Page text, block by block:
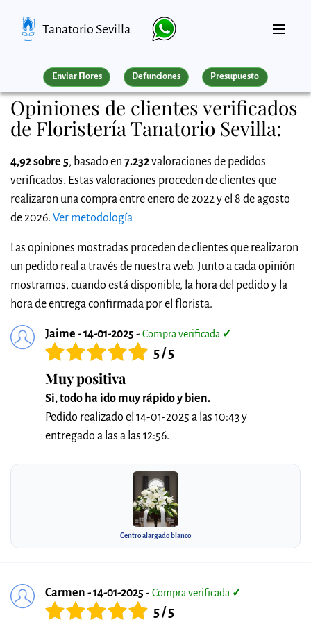
Tanatorio Sevilla
Enviar Flores Defunciones Presupuesto
Opiniones de clientes verificados
de Floristería Tanatorio Sevilla:
4,92 sobre 5, basado en 7.232valoraciones de pedidos
verificados. Estas valoraciones proceden de clientes que
realizaron una compra entre enero de 2022 y el 8 de agosto
de 2026. Ver metodología
Las opiniones mostradas proceden de clientes que realizaron
un pedido real a través de nuestra web. Junto a cada opinión
mostramos, cuando está disponible, la hora del pedido y la
hora de entrega confirmada por el florista.
Jaime - 14-01-2025- Compra verificada ✓
5 / 5
Muy positiva
Si, todo ha ido muy rápido y bien.
Pedido realizado el 14-01-2025 a las 10:43 y
entregado a las a las 12:56.
Centro alargado blanco
Carmen - 14-01-2025- Compra verificada ✓
5 / 5